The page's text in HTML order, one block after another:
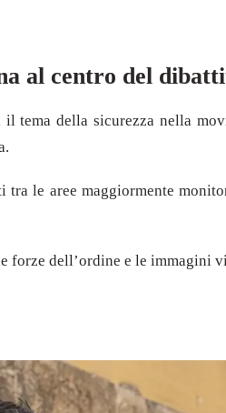
al centro del
tema della sicurezza nella
le aree maggiormente
forze dell’ordine e le immagini